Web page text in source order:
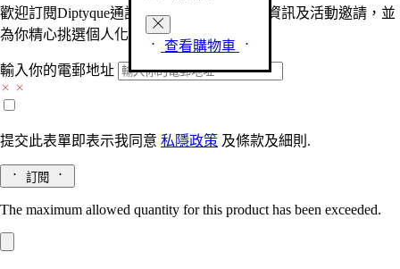
查看購物車
歡迎訂閱Diptyque通訊，接收品牌最新產品資訊及活動邀請，並
為你精心挑選個人化的驚喜及禮物。
輸入你的電郵地址
提交此表單即表示我同意 私隱政策 及條款及細則.
訂閱
The maximum allowed quantity for this product has been exceeded.